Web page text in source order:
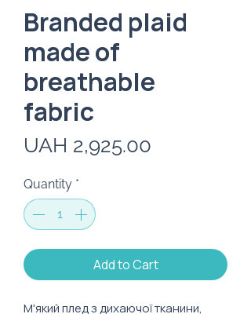
Branded plaid
made of
breathable
fabric
UAH 2,925.00
Quantity *
Add to Cart
М'який плед з дихаючої тканини,